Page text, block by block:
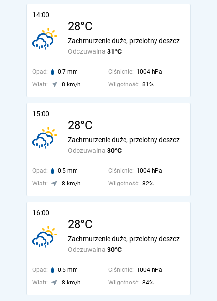
14:00
28°C
Odczuwalna 31°C
Zachmurzenie duże, przelotny deszcz
Opad: 0.7 mm Ciśnienie: 1004 hPa
Wiatr:
8 km/h Wilgotność: 81%
15:00
28°C
Odczuwalna 30°C
Zachmurzenie duże, przelotny deszcz
Opad: 0.5 mm Ciśnienie: 1004 hPa
Wiatr:
8 km/h Wilgotność: 82%
16:00
28°C
Odczuwalna 30°C
Zachmurzenie duże, przelotny deszcz
Opad: 0.5 mm Ciśnienie: 1004 hPa
Wiatr:
8 km/h Wilgotność: 84%